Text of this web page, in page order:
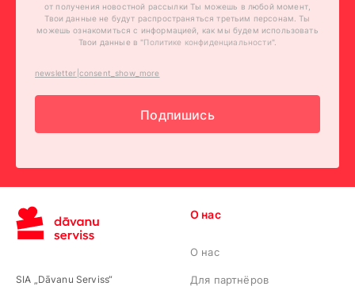
от получения новостной рассылки Ты можешь в любой момент,
Твои данные не будут распространяться третьим персонам. Ты
можешь ознакомиться с информацией, как мы будем использовать
Твои данные в "Политике конфиденциальности".
newsletter|consent_show_more
Подпишись
SIA „Dāvanu Serviss“
О нас
О нас
Для партнёров